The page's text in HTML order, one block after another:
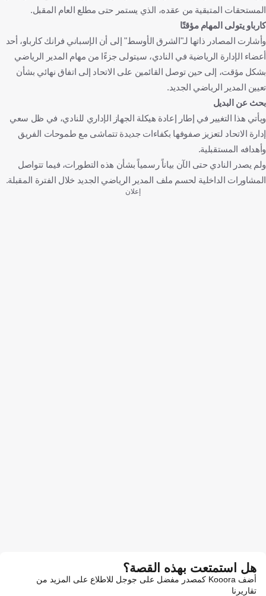
المستحقات المتبقية من عقده، الذي يستمر حتى مطلع العام المقبل.
كارباو يتولى المهام مؤقتًا
وأشارت المصادر ذاتها لـ"الشرق الأوسط" إلى أن الإسباني فرانك كارباو، أحد
أعضاء الإدارة الرياضية في النادي، سيتولى جزءًا من مهام المدير الرياضي
بشكل مؤقت، إلى حين توصل القائمين على الاتحاد إلى اتفاق نهائي بشأن
تعيين المدير الرياضي الجديد.
بحث عن البديل
ويأتي هذا التغيير في إطار إعادة هيكلة الجهاز الإداري للنادي، في ظل سعي
إدارة الاتحاد لتعزيز صفوفها بكفاءات جديدة تتماشى مع طموحات الفريق
وأهدافه المستقبلية.
ولم يصدر النادي حتى الآن بياناً رسمياً بشأن هذه التطورات، فيما تتواصل
المشاورات الداخلية لحسم ملف المدير الرياضي الجديد خلال الفترة المقبلة.
إعلان
هل استمتعت بهذه القصة؟
أضف Kooora كمصدر مفضل على جوجل للاطلاع على المزيد من
تقاريرنا